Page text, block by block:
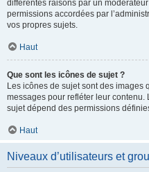
différentes raisons par un
permissions accordées par
vos propres sujets.
Haut
Que sont les icônes de sujet ?
Les icônes de sujet sont des images
messages pour refléter leur contenu.
sujet dépend des permissions
Haut
Niveaux d’utilisateurs et